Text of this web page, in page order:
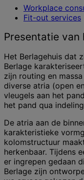
Workplace
Fit-out services
Presentatie
Het Berlagehuis dat
Berlage
zijn routing en
diverse atria (open
vleugels aan het
het pand qua
De atria aan de
karakteristieke
kolomstructuur
herkenbaar. Tijdens
er ingrepen gedaan
Berlage zijn